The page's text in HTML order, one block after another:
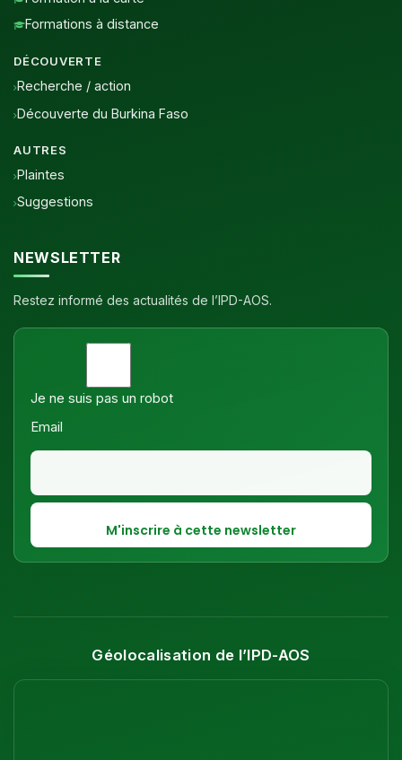
Formations à distance
DÉCOUVERTE
Recherche / action
Découverte du Burkina Faso
AUTRES
Plaintes
Suggestions
NEWSLETTER
Restez informé des actualités de l’IPD-AOS.
Je ne suis pas un robot
Email
Géolocalisation de l’IPD-AOS